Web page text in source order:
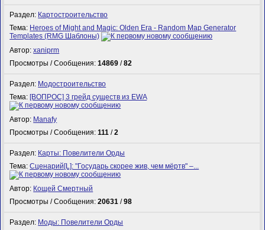
Раздел: Картостроительство
Тема: Heroes of Might and Magic: Olden Era - Random Map Generator
Templates (RMG Шаблоны)
Автор:xaniprm
Просмотры / Сообщения:14869 /82
Раздел: Модостроительство
Тема: [ВОПРОС] 3 грейд существ из EWA
Автор: Manafy
Просмотры / Сообщения:111 /2
Раздел: Карты: Повелители Орды
Тема:Сценарий[L]: "Государь скорее жив, чем мёртв" –...
Автор: Кощей Смертный
Просмотры / Сообщения:20631 /98
Раздел: Моды: Повелители Орды